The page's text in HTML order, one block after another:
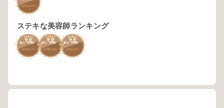
2025年 12月
ステキな美容師ランキング
3
青山・外苑前
2026年 7
3
青山・外苑前
2026年 5月
3
青山・外苑前
2026年 4